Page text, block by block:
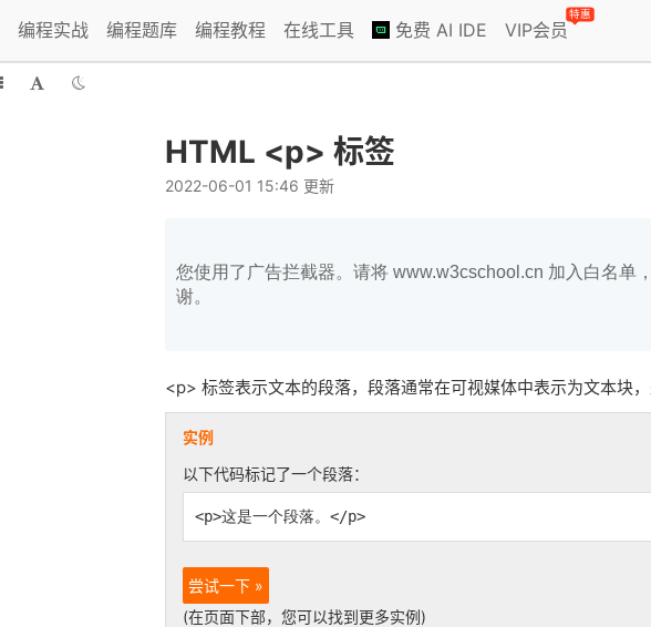
编程实战 编程题库 编程教程 在线工具 免费 AI IDE VIP会员
特惠
HTML <p> 标签
2022-06-01 15:46 更新
您使用了广告拦截器。请将 www.w3cschool.cn 加入白名单
谢。
<p> 标签表示文本的段落，段落通常在可视媒体中表示为文本块，
实例
以下代码标记了一个段落：
<p>这是一个段落。 </p>
尝试一下 »
(在页面下部，您可以找到更多实例)